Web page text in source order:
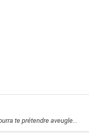
te prétendre aveugle...